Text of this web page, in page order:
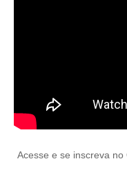
Acesse e se inscreva